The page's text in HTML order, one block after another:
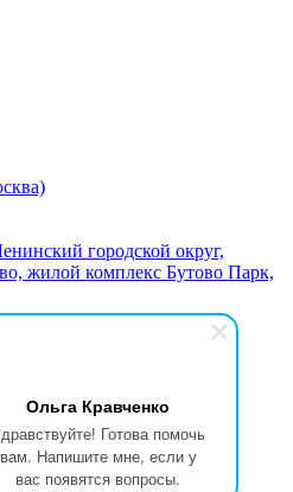
Ольга Кравченко
Готова помочь
вам. Напишите мне, если у
вас появятся вопросы.
городской округ,
жилой комплекс Бутово Парк,
офертой